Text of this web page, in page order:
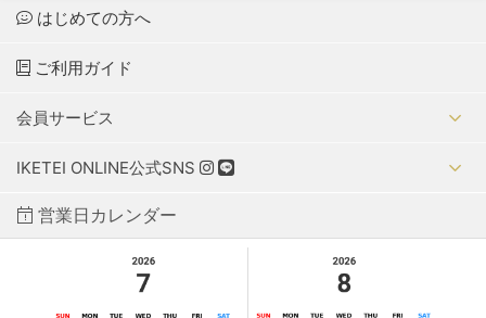
はじめての方へ
ご利用ガイド
会員サービス
IKETEI ONLINE公式SNS
営業日カレンダー